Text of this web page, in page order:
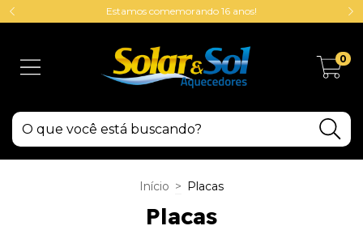
Estamos comemorando 16 anos!
0
Início > Placas
Placas